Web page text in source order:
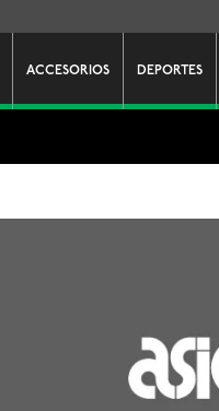
ACCESORIOS DEPORTES